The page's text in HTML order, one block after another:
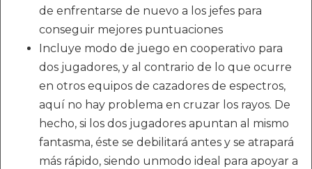
de enfrentarse de nuevo a los jefes para
conseguir mejores puntuaciones
Incluye modo de juego en cooperativo para
dos jugadores, y al contrario de lo que ocurre
en otros equipos de cazadores de espectros,
aquí no hay problema en cruzar los rayos. De
hecho, si los dos jugadores apuntan al mismo
fantasma, éste se debilitará antes y se atrapará
más rápido, siendo unmodo ideal para apoyar a